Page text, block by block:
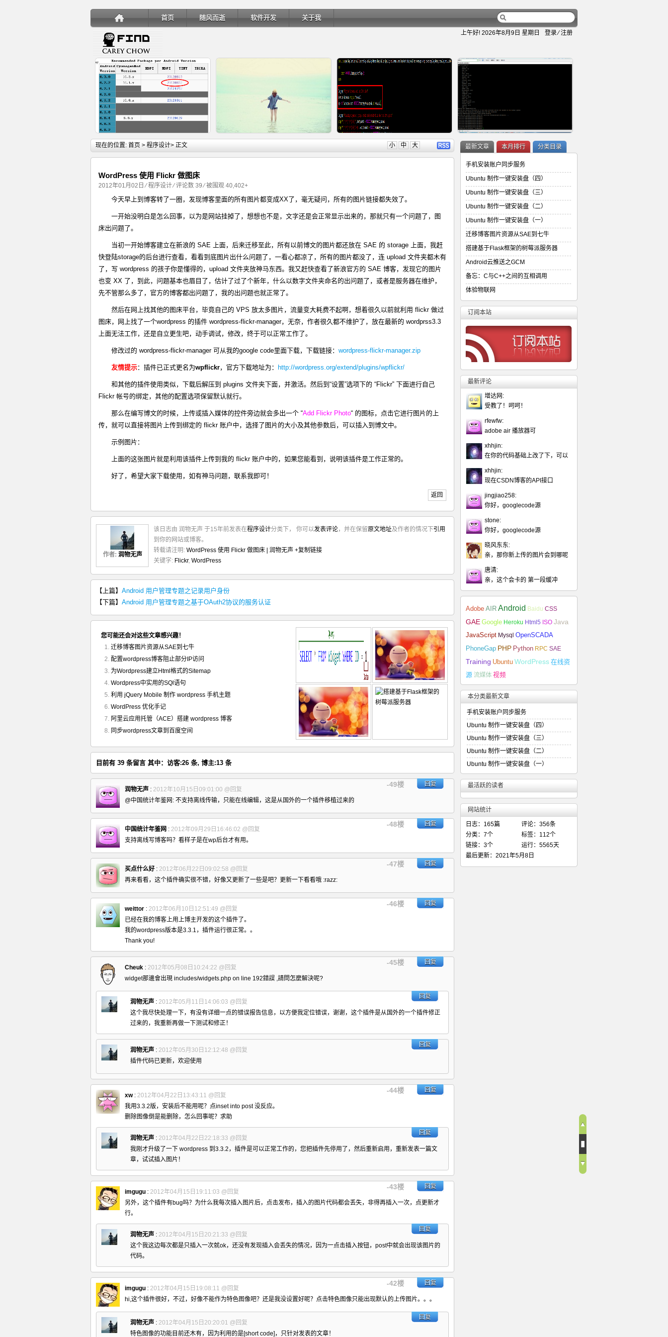
首页 随风而逝 软件开发 关于我
登录⁄注册
上午好! 2026年8月9日 星期日
详细内容
手机安装账户同步服务
详细内容
Ubuntu 制作一键安装盘（四）
详细内容
Ubuntu 制作一键安装盘（三） Ubuntu 制作一键安装盘（二）
现在的位置: 首页 > 程序设计> 正文 小 中 大
WordPress 使用 Flickr 做图床
2012年01月02日 ⁄程序设计 ⁄评论数 39⁄ 被围观 40,402+
今天早上到博客转了一圈，发现博客里面的所有图片都变成XX了，毫无疑问，所有的图片链接都失效了。
一开始没明白是怎么回事，以为是网站挂掉了，想想也不是，文字还是会正常显示出来的，那就只有一个问题了，图
床出问题了。
当初一开始博客建立在新浪的 SAE 上面，后来迁移至此，所有以前博文的图片都还放在 SAE 的 storage 上面，我赶
快登陆storage的后台进行查看，看看到底图片出什么问题了，一看心都凉了，所有的图片都没了，连 upload 文件夹都木有
了，写 wordpress 的孩子你是懂得的，upload 文件夹放神马东西。我又赶快查看了新浪官方的 SAE 博客，发现它的图片
也变 XX 了，到此，问题基本也眉目了，估计了过了个新年，什么以数字文件夹命名的出问题了，或者是服务器在维护，
先不管那么多了，官方的博客都出问题了，我的出问题也就正常了。
然后在网上找其他的图床平台，毕竟自己的 VPS 放太多图片，流量变大耗费不起啊，想着很久以前就利用 flickr 做过
图床，网上找了一个wordpress 的插件 wordpress-flickr-manager，无奈，作者很久都不维护了，放在最新的 wordprss3.3
上面无法工作，还是自立更生吧，动手调试，修改，终于可以正常工作了。
修改过的 wordpress-flickr-manager 可从我的google code里面下载，下载链接： wordpress-flickr-manager.zip
友情提示：插件已正式更名为wpflickr，官方下载地址为： http://wordpress.org/extend/plugins/wpflickr/
和其他的插件使用类似，下载后解压到 plugins 文件夹下面，并激活。然后到“设置”选项下的 “Flickr” 下面进行自己
Flickr 帐号的绑定，其他的配置选项保留默认就行。
那么在编写博文的时候，上传或插入媒体的控件旁边就会多出一个 “Add Flickr Photo“ 的图标，点击它进行图片的上
传，就可以直接将图片上传到绑定的 flickr 账户中，选择了图片的大小及其他参数后，可以插入到博文中。
示例图片：
上面的这张图片就是利用该插件上传到我的 flickr 账户中的，如果您能看到，说明该插件是工作正常的。
好了，希望大家下载使用，如有神马问题，联系我即可！
返回
作者: 润物无声
该日志由 润物无声 于15年前发表在程序设计分类下， 你可以发表评论，并在保留原文地址及作者的情况下引用
到你的网站或博客。
转载请注明: WordPress 使用 Flickr 做图床 | 润物无声 +复制链接
关键字: Flickr, WordPress
【上篇】 Android 用户管理专题之记录用户身份
【下篇】 Android 用户管理专题之基于OAuth2协议的服务认证
您可能还会对这些文章感兴趣！
迁移博客图片资源从SAE到七牛
配置wordpress博客阻止部分IP访问
为Wordpress建立Html格式的Sitemap
Wordpress中实用的SQl语句
利用 jQuery Mobile 制作 wordpress 手机主题
WordPress 优化手记
阿里云应用托管（ACE）搭建 wordpress 博客
同步wordpress文章到百度空间
目前有 39 条留言 其中：访客:26 条, 博主:13 条
润物无声 : 2012年10月15日09:01:00
-49楼
@回复
回复
@中国统计年鉴网: 不支持离线传输，只能在线编辑，这是从国外的一个插件移植过来的
中国统计年鉴网 : 2012年09月29日16:46:02
-48楼
@回复
回复
支持离线写博客吗？看样子是在wp后台才有用。
买点什么好 : 2012年06月22日09:02:58
-47楼
@回复
回复
再来看看，这个插件确实很不错，好像又更新了一些是吧？更新一下看看哦 :razz:
weittor : 2012年06月10日12:51:49
-46楼
@回复
回复
已经在我的博客上用上博主开发的这个插件了。
我的wordpress版本是3.3.1，插件运行很正常。。
Thank you!
Cheuk : 2012年05月08日10:24:22
-45楼
@回复
回复
widget那邊會出現 includes/widgets.php on line 192錯誤 ,請問怎麼解決呢?
润物无声 : 2012年05月11日14:06:03 @回复
回复
这个我尽快处理一下，有没有详细一点的错误报告信息，以方便我定位错误，谢谢，这个插件是从国外的一个插件修正
过来的，我重新再做一下测试和修正！
润物无声 : 2012年05月30日12:12:48 @回复
回复
插件代码已更新，欢迎使用
xw: 2012年04月22日13:43:11
-44楼
@回复
回复
我用3.3.2版，安装后不能用呢？点inset into post 没反应。
删除图像倒是能删除，怎么回事呢？求助
润物无声 : 2012年04月22日22:18:33 @回复
回复
我刚才升级了一下 wordpress 到3.3.2，插件是可以正常工作的，您把插件先停用了，然后重新启用，重新发表一篇文
章，试试插入图片！
imgugu : 2012年04月15日19:11:03
-43楼
@回复
回复
另外，这个插件有bug吗？为什么我每次插入图片后，点击发布，插入的图片代码都会丢失，非得再插入一次，点更新才
行。
润物无声 : 2012年04月15日20:21:33 @回复
回复
这个我这边每次都是只插入一次就ok，还没有发现插入会丢失的情况，因为一点击插入按钮，post中就会出现该图片的
代码。
imgugu : 2012年04月15日19:08:11
-42楼
@回复
回复
hi,这个插件很好，不过，好像不能作为特色图像吧？还是我没设置好呢？点击特色图像只能出现默认的上传图片。。。
润物无声 : 2012年04月15日20:20:01 @回复
回复
特色图像的功能目前还木有，因为利用的是[short code]，只针对发表的文章！
最新文章 本月排行 分类目录
手机安装账户同步服务
Ubuntu 制作一键安装盘（四）
Ubuntu 制作一键安装盘（三）
Ubuntu 制作一键安装盘（二）
Ubuntu 制作一键安装盘（一）
迁移博客图片资源从SAE到七牛
搭建基于Flask框架的树莓派服务器
Android云推送之GCM
备忘：C与C++之间的互相调用
体验物联网
订阅本站
最新评论
增达网:
受教了！呵呵！
rfewfw:
adobe air 播放器可
xhhjin:
在你的代码基础上改了下，可以
xhhjin:
现在CSDN博客的API接口
jingjiao258:
你好，googlecode源
stone:
你好，googlecode源
晓风东东:
亲，那你新上传的图片会到哪呢
唐清:
亲，这个会卡的 第一段缓冲
Adobe AIR Android Baidu CSS
GAE Google Heroku Html5 ISO Java
JavaScript Mysql OpenSCADA
PhoneGap PHP Python RPC SAE
Training Ubuntu WordPress 在线资
源 流媒体 视频
本分类最新文章
手机安装账户同步服务
Ubuntu 制作一键安装盘（四）
Ubuntu 制作一键安装盘（三）
Ubuntu 制作一键安装盘（二）
Ubuntu 制作一键安装盘（一）
最活跃的读者
网站统计
日志：165篇
评论：356条
分类：7个
标签：112个
链接：3个
运行：5565天
最后更新：2021年5月8日